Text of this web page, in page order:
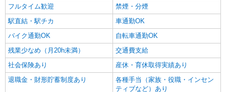
フルタイム歓迎
禁煙・分煙
駅直結・駅チカ
車通勤OK
バイク通勤OK
自転車通勤OK
残業少なめ（月20h未満）
交通費支給
社会保険あり
産休・育休取得実績あり
退職金・財形貯蓄制度あり
各種手当（家族・役職・インセン
ティブなど）あり